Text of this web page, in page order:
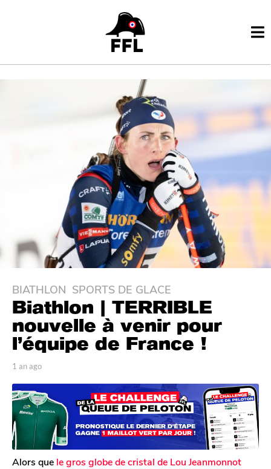
1
a
a
g
o
a
n
a
g
o
BIATHLON ,SPORTS DE GLACE
Biathlon | TERRIBLE
nouvelle à venir pour
l’équipe de France !
p
r
T
o
m
G
a
l
1 an ago
a
g
Alors que le gros globe de cristal de Lou Jeanmonnot